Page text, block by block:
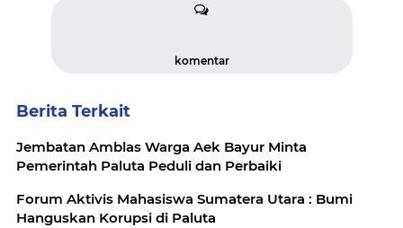
komentar
Berita Terkait
Jembatan Amblas Warga Aek Bayur Minta
Pemerintah Paluta Peduli dan Perbaiki
Forum Aktivis Mahasiswa Sumatera Utara : Bumi
Hanguskan Korupsi di Paluta